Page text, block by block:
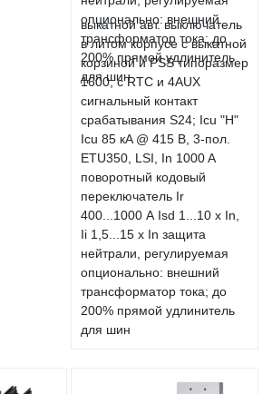
выкатной авт. выключатель
в литом корпусе с выкатной
корзиной и PSS типоразмер
1600; с RTC и 4AUX
сигнальный контакт
срабатывания S24; Icu "H"
Icu 85 кA @ 415 В, 3-пол.
ETU350, LSI, In 1000 A
поворотный кодовый
переключатель Ir
400...1000 А Isd 1...10 x In,
Ii 1,5...15 x In защита
нейтрали, регулируемая
опционально: внешний
трансформатор тока; до
200% прямой удлинитель
для шин